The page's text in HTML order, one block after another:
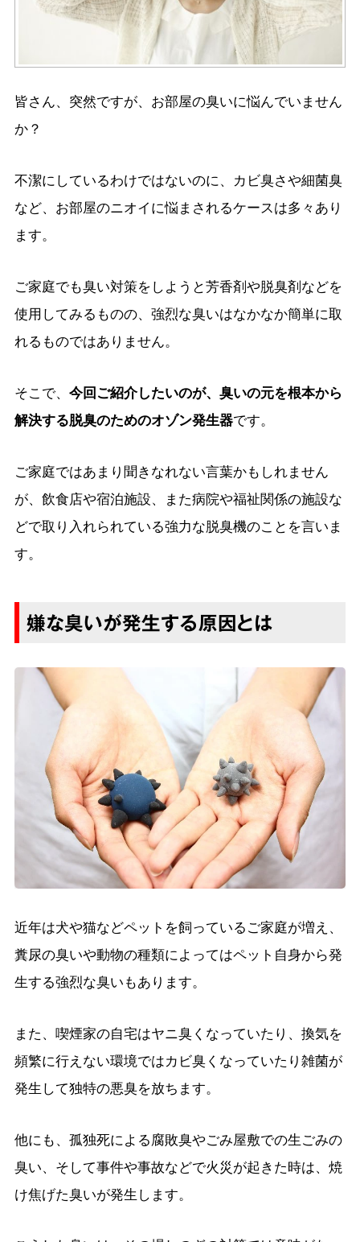
皆さん、突然ですが、お部屋の臭いに悩んでいません
か？
不潔にしているわけではないのに、カビ臭さや細菌臭
など、お部屋のニオイに悩まされるケースは多々あり
ます。
ご家庭でも臭い対策をしようと芳香剤や脱臭剤などを
使用してみるものの、強烈な臭いはなかなか簡単に取
れるものではありません。
そこで、 今回ご紹介したいのが、臭いの元を根本から
解決する脱臭のためのオゾン発生器です。
ご家庭ではあまり聞きなれない言葉かもしれません
が、飲食店や宿泊施設、また病院や福祉関係の施設な
どで取り入れられている強力な脱臭機のことを言いま
す。
嫌な臭いが発生する原因とは
近年は犬や猫などペットを飼っているご家庭が増え、
糞尿の臭いや動物の種類によってはペット自身から発
生する強烈な臭いもあります。
また、喫煙家の自宅はヤニ臭くなっていたり、換気を
頻繁に行えない環境ではカビ臭くなっていたり雑菌が
発生して独特の悪臭を放ちます。
他にも、孤独死による腐敗臭やごみ屋敷での生ごみの
臭い、そして事件や事故などで火災が起きた時は、焼
け焦げた臭いが発生します。